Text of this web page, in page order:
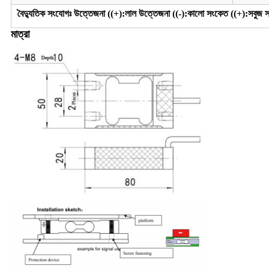
বৈদ্যুতিক সংযোগঃ উত্তেজনা ((+):লাল উত্তেজনা ((-):কালো সংকেত ((+):সবুজ
মাত্রা